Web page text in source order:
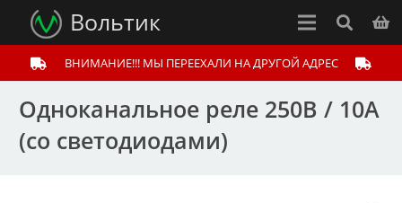
Вольтик
ВНИМАНИЕ!!! МЫ ПЕРЕЕХАЛИ НА ДРУГОЙ АДРЕС
Одноканальное реле 250В / 10А
(со светодиодами)